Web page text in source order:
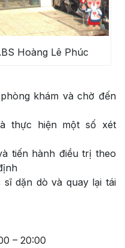
Hoàng Lê Phúc
khám và chờ đến
thực hiện một số xét
tiến hành điều trị theo
dặn dò và quay lại tái
– 20:00